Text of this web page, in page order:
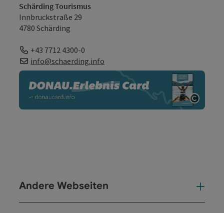
Schärding Tourismus
Innbruckstraße 29
4780 Schärding
Telefon
+43 7712 4300-0
E-Mail
info@schaerding.info
Andere Webseiten